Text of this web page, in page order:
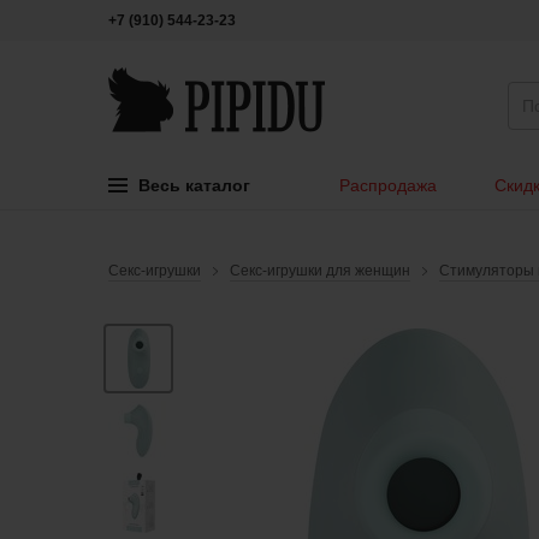
+7 (910) 544-23-23
Весь каталог Распродажа
Секс-игрушки Секс-игрушки для женщин Стимуляторы